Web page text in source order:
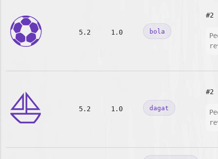
⚽ 5.2 1.0 bola
#2
⛵ 5.2 1.0 dagat
#2